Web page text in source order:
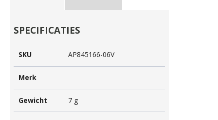
SPECIFICATIES
SKU AP845166-06V
Merk
Gewicht 7 g